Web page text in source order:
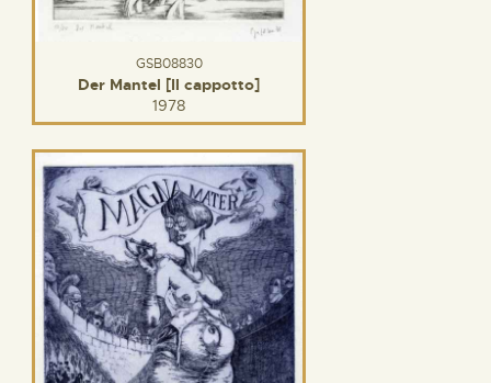
GSB08830
Der Mantel [Il cappotto]
1978